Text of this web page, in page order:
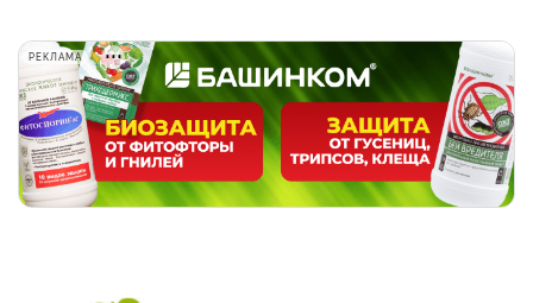
РЕКЛАМА